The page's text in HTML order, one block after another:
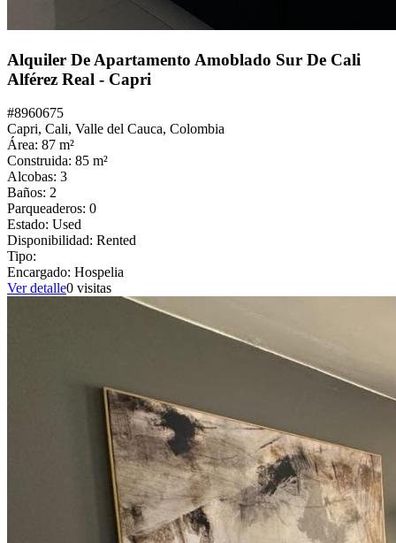
Alquiler De Apartamento Amoblado Sur De Cali
Alférez Real - Capri
#8960675
Capri, Cali, Valle del Cauca, Colombia
Área: 87 m²
Construida: 85 m²
Alcobas: 3
Baños: 2
Parqueaderos: 0
Estado: Used
Disponibilidad: Rented
Tipo:
Encargado: Hospelia
Ver detalle0 visitas